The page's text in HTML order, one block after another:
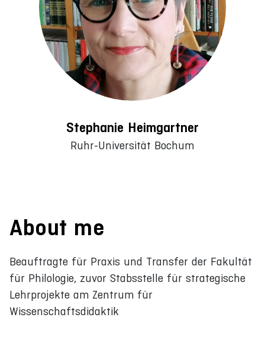
Stephanie Heimgartner
Ruhr-Universität Bochum
About me
Beauftragte für Praxis und Transfer der Fakultät
für Philologie, zuvor Stabsstelle für strategische
Lehrprojekte am Zentrum für
Wissenschaftsdidaktik